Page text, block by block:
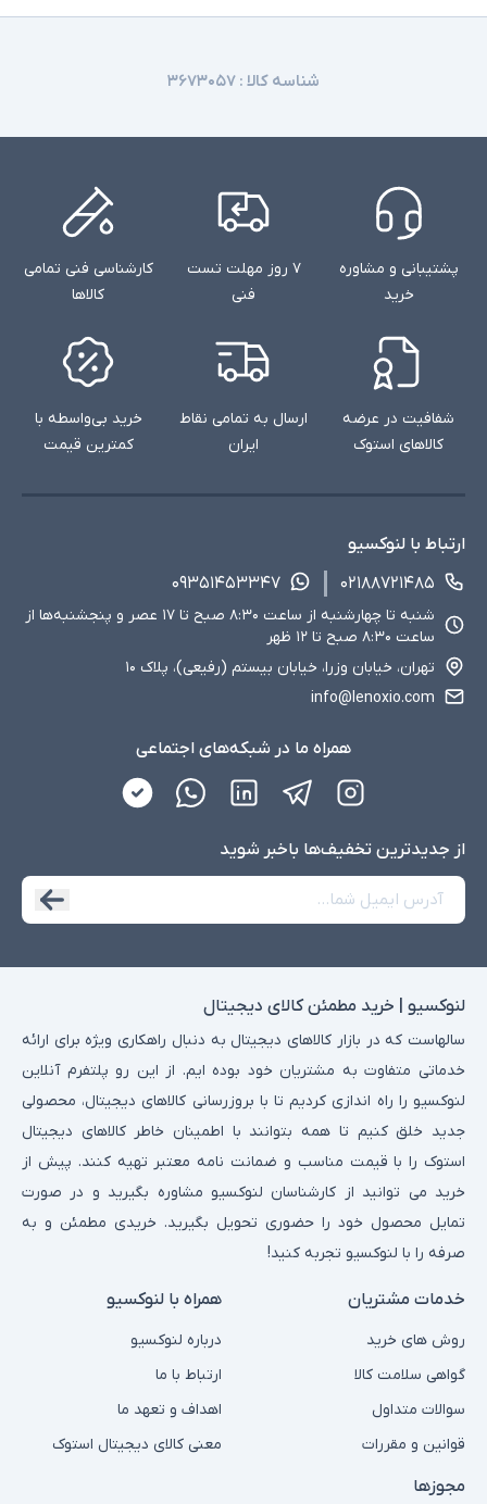
شناسه کالا : ۳۶۷۳۰۵۷
پشتیبانی و مشاوره
خرید
۷ روز مهلت تست
فنی
کارشناسی فنی تمامی
کالاها
شفافیت در عرضه
کالاهای استوک
ارسال به تمامی نقاط
ایران
خرید بی‌واسطه با
کمترین قیمت
ارتباط با لنوکسیو
۰۲۱۸۸۷۲۱۴۸۵
۰۹۳۵۱۴۵۳۳۴۷
شنبه تا چهارشنبه از ساعت ۸:۳۰ صبح تا ۱۷ عصر و پنجشنبه‌ها از
ساعت ۸:۳۰ صبح تا ۱۲ ظهر
تهران، خیابان وزرا، خیابان بیستم (رفیعی)، پلاک ۱۰
info@lenoxio.com
همراه ما در شبکه‌های اجتماعی
از جدید‌ترین تخفیف‌ها با‌خبر شوید
لنوکسیو | خرید مطمئن کالای دیجیتال
سالهاست که در بازار کالاهای دیجیتال به دنبال راهکاری ویژه برای ارائه
خدماتی متفاوت به مشتریان خود بوده ایم. از این رو پلتفرم آنلاین
لنوکسیو را راه اندازی کردیم تا با بروزرسانی کالاهای دیجیتال، محصولی
جدید خلق کنیم تا همه بتوانند با اطمینان خاطر کالاهای دیجیتال
استوک را با قیمت مناسب و ضمانت نامه معتبر تهیه کنند. پیش از
خرید می توانید از کارشناسان لنوکسیو مشاوره بگیرید و در صورت
تمایل محصول خود را حضوری تحویل بگیرید. خریدی مطمئن و به
صرفه را با لنوکسیو تجربه کنید!
خدمات مشتریان
روش های خرید
گواهی سلامت کالا
سوالات متداول
قوانین و مقررات
همراه با لنوکسیو
درباره لنوکسیو
ارتباط با ما
اهداف و تعهد ما
معنی کالای دیجیتال استوک
مجوزها